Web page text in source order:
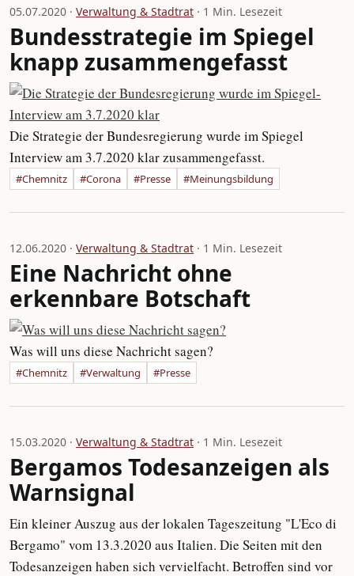
05.07.2020 · Verwaltung & Stadtrat · 1 Min. Lesezeit
Bundesstrategie im Spiegel
knapp zusammengefasst
Die Strategie der Bundesregierung wurde im Spiegel
Interview am 3.7.2020 klar zusammengefasst.
#Chemnitz #Corona #Presse #Meinungsbildung
12.06.2020 · Verwaltung & Stadtrat · 1 Min. Lesezeit
Eine Nachricht ohne
erkennbare Botschaft
Was will uns diese Nachricht sagen?
#Chemnitz #Verwaltung #Presse
15.03.2020 · Verwaltung & Stadtrat · 1 Min. Lesezeit
Bergamos Todesanzeigen als
Warnsignal
Ein kleiner Auszug aus der lokalen Tageszeitung "L'Eco di
Bergamo" vom 13.3.2020 aus Italien. Die Seiten mit den
Todesanzeigen haben sich vervielfacht. Betroffen sind vor